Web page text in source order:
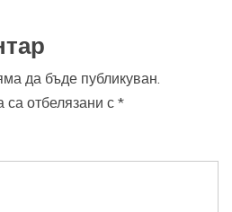
да бъде публикуван.
са отбелязани с *